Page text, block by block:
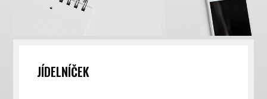
JÍDELNÍČEK